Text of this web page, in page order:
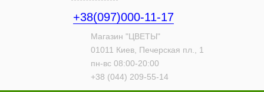
1480 грн.
Купить
Жемчуг - белые
розы поштучно
+38(097)000-11-17
Магазин "ЦВЕТЫ"
01011 Киев, Печерская пл., 1
пн-вс 08:00-20:00
+38 (044) 209-55-14